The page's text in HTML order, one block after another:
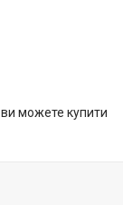
ви можете купити